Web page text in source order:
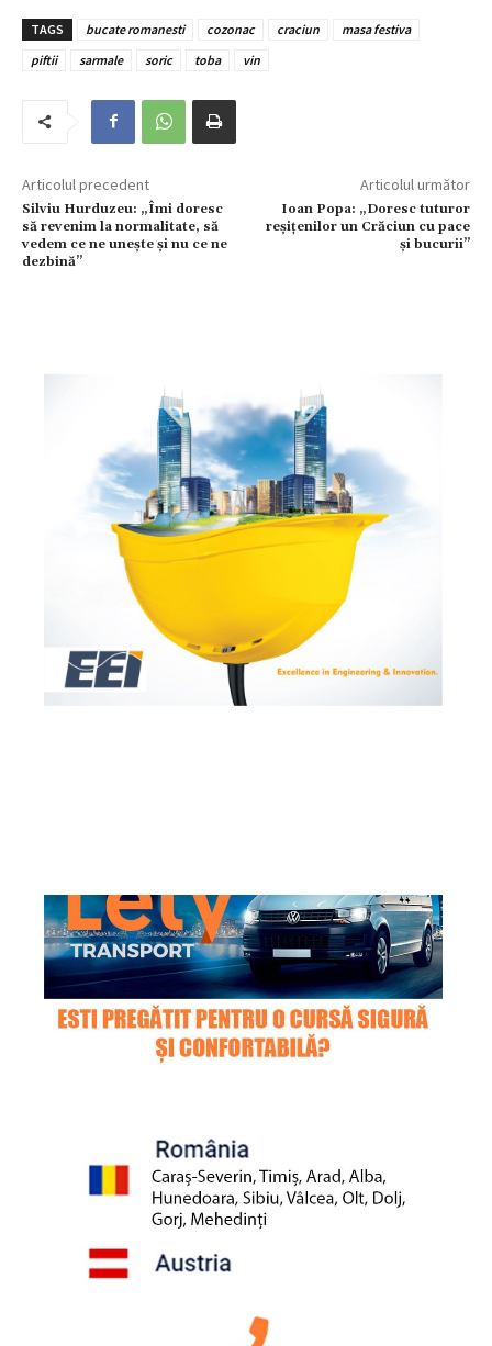
TAGS bucate romanesti cozonac craciun
masa festiva
piftii
sarmale soric toba vin
Articolul precedent
Silviu Hurduzeu: „Îmi doresc
să revenim la normalitate, să
vedem ce ne unește și nu ce ne
dezbină”
Articolul următor
Ioan Popa: „Doresc tuturor
reșițenilor un Crăciun cu pace
și bucurii”